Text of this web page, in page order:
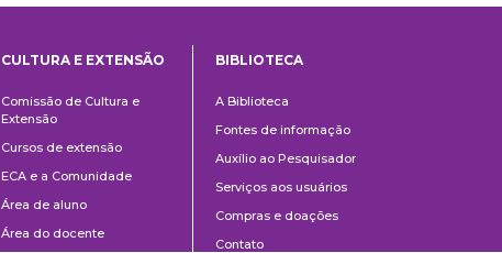
e
Extensão
CULTURA E EXTENSÃO
Comissão de Cultura e
Extensão
Cursos de extensão
ECA e a Comunidade
Área de aluno
Área do docente
BIBLIOTECA
A Biblioteca
Fontes de informação
Auxílio ao Pesquisador
Serviços aos usuários
Compras e doações
Contato